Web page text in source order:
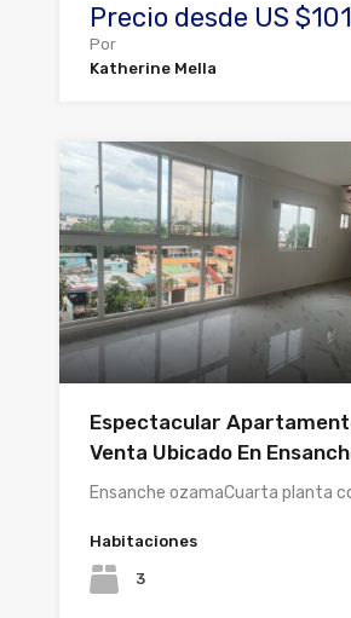
Precio desde US
Por
Katherine Mella
Espectacular
Venta Ubicado En
Ensanche ozamaCuarta planta
Habitaciones
3